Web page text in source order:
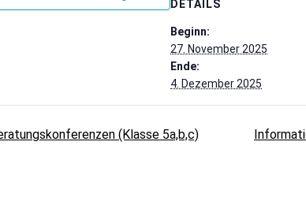
DETAILS
Beginn:
27. November 2025
Ende:
4. Dezember 2025
(Klasse 5a,b,c)